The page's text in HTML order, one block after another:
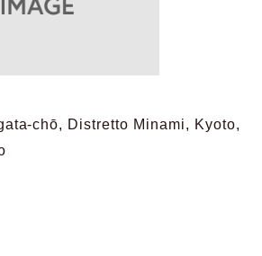
chō, Distretto Minami, Kyoto,